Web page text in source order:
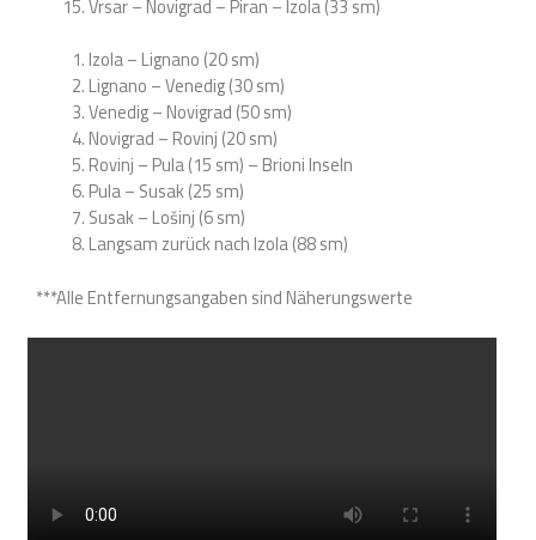
Vrsar – Novigrad – Piran – Izola (33 sm)
Izola – Lignano (20 sm)
Lignano – Venedig (30 sm)
Venedig – Novigrad (50 sm)
Novigrad – Rovinj (20 sm)
Rovinj – Pula (15 sm) – Brioni Inseln
Pula – Susak (25 sm)
Susak – Lošinj (6 sm)
Langsam zurück nach Izola (88 sm)
***Alle Entfernungsangaben sind Näherungswerte